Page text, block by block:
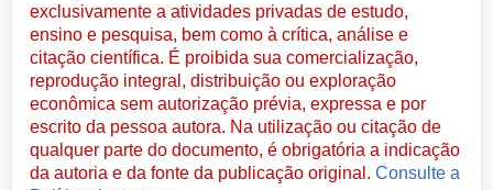
exclusivamente a atividades privadas de estudo,
ensino e pesquisa, bem como à crítica, análise e
citação científica. É proibida sua comercialização,
reprodução integral, distribuição ou exploração
econômica sem autorização prévia, expressa e por
escrito da pessoa autora. Na utilização ou citação de
qualquer parte do documento, é obrigatória a indicação
da autoria e da fonte da publicação original.Consulte a